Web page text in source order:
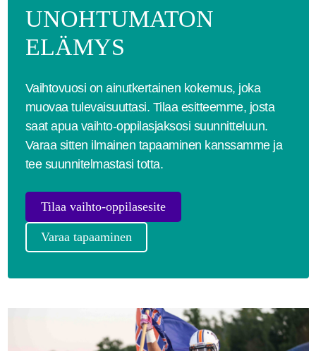
UNOHTUMATON
ELÄMYS
Vaihtovuosi on ainutkertainen kokemus, joka
muovaa tulevaisuuttasi. Tilaa esitteemme, josta
saat apua vaihto-oppilasjaksosi suunnitteluun.
Varaa sitten ilmainen tapaaminen kanssamme ja
tee suunnitelmastasi totta.
Tilaa vaihto-oppilasesite
Varaa tapaaminen